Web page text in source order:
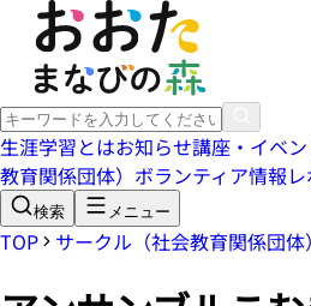
生涯学習とはお知らせ講座・イベン
教育関係団体） ボランティア情報
検索 メニュー
TOP サークル（社会教育関係団体）